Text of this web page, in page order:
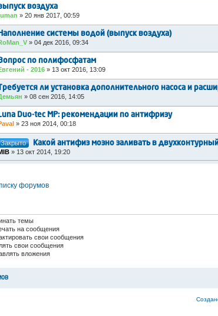
воздуха
» 20 янв 2017, 00:59
Наполнение системы водой (выпуск воздуха)
» 04 дек 2016, 09:34
по полифосфатам
- 2016 » 13 окт 2016, 13:09
Требуется ли установка дополнительного насоса и
» 08 сен 2016, 14:05
Duo-tec MP: рекомендации по антифризу
» 23 ноя 2014, 00:18
Закрыто Какой антифиз мозно заливать в
» 13 окт 2014, 19:20
форумов
темы
на сообщения
свои сообщения
свои сообщения
вложения